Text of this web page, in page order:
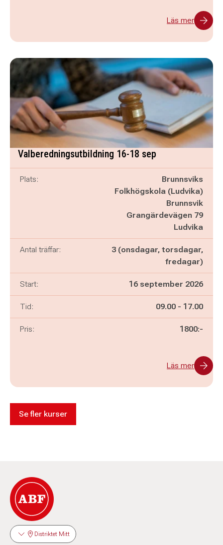
Läs mer
Valberedningsutbildning 16-18 sep
Plats:
Brunnsviks
Folkhögskola (Ludvika)
Brunnsvik
Grangärdevägen 79
Ludvika
Antal träffar:
3 (onsdagar, torsdagar,
fredagar)
Start: 16 september 2026
Tid: Pågår mellan
09.00 - och
17.00
Pris: 1800:-
Läs mer
Se fler kurser
Distriktet Mitt